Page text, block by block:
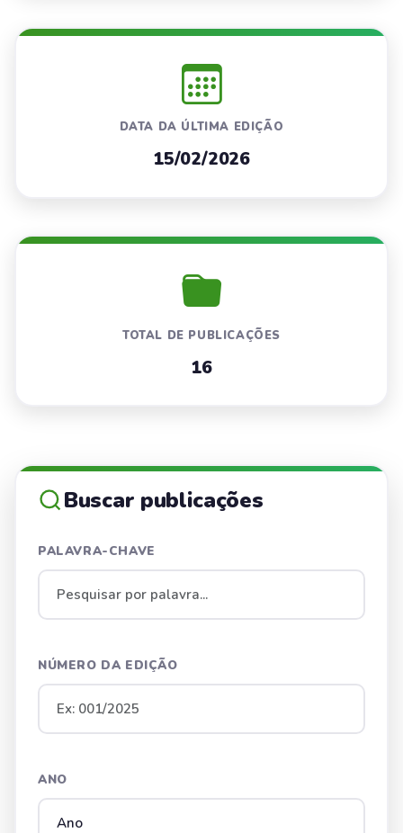
DATA DA ÚLTIMA EDIÇÃO
15/02/2026
TOTAL DE PUBLICAÇÕES
16
Buscar publicações
PALAVRA-CHAVE
NÚMERO DA EDIÇÃO
ANO